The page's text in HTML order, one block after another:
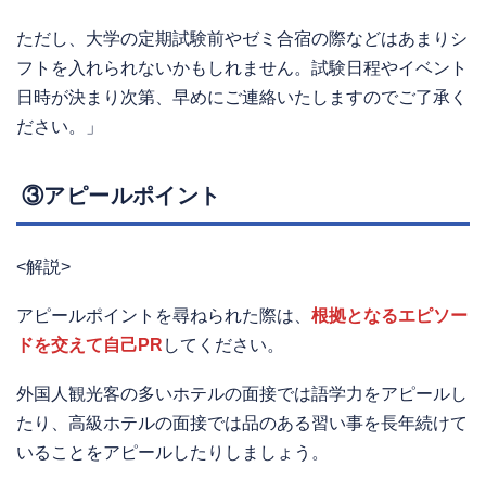
ただし、大学の定期試験前やゼミ合宿の際などはあまりシ
フトを入れられないかもしれません。試験日程やイベント
日時が決まり次第、早めにご連絡いたしますのでご了承く
ださい。」
③アピールポイント
<解説>
アピールポイントを尋ねられた際は、 根拠となるエピソー
ドを交えて自己PR してください。
外国人観光客の多いホテルの面接では語学力をアピールし
たり、高級ホテルの面接では品のある習い事を長年続けて
いることをアピールしたりしましょう。